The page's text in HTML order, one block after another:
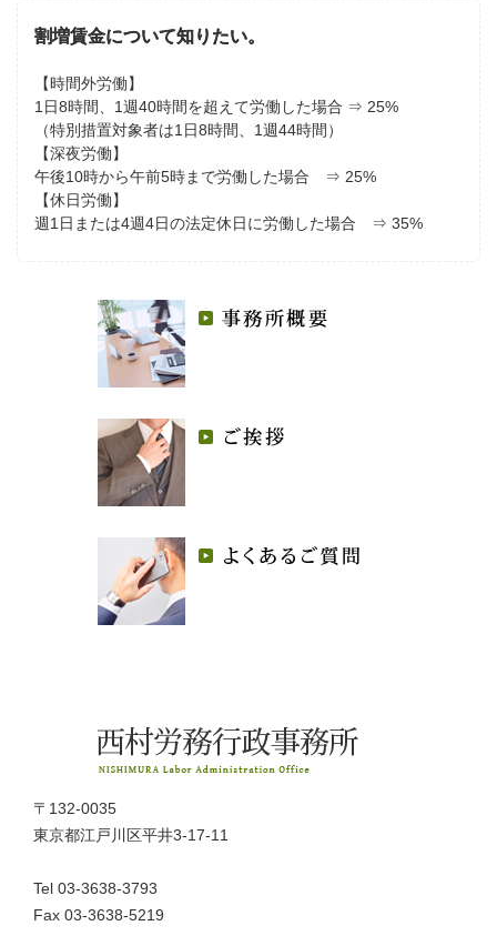
割増賃金について知りたい。
【時間外労働】
1日8時間、1週40時間を超えて労働した場合 ⇒ 25%
（特別措置対象者は1日8時間、1週44時間）
【深夜労働】
午後10時から午前5時まで労働した場合 ⇒ 25%
【休日労働】
週1日または4週4日の法定休日に労働した場合 ⇒ 35%
〒132-0035
東京都江戸川区平井3-17-11
Tel 03-3638-3793
Fax 03-3638-5219